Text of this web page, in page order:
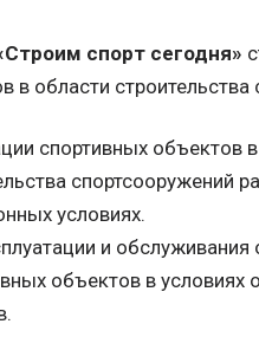
спорт сегодня»
области строительства
спортивных объектов
спортсооружений
условиях.
и обслуживания
объектов в условиях